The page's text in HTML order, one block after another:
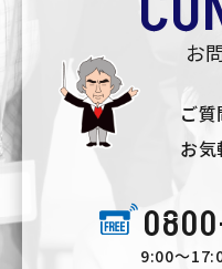
お
ご質
お気
9:00〜